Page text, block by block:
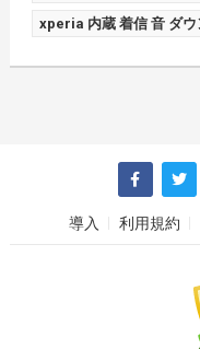
xperia 内蔵 着信 音 ダウ
導入 利用規約